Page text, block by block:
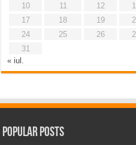
10
11 12
17
18 19
24
25 26
31
« iul.
Popular Posts